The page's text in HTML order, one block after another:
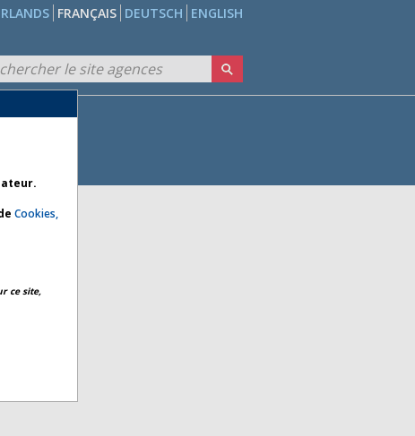
ENGLISH
DEUTSCH
FRANÇAIS
Cookies,
ce site,